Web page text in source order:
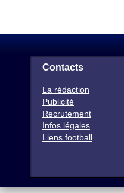
Contacts
La rédaction
Publicité
Recrutement
Infos légales
Liens football